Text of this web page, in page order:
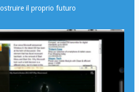
il proprio futuro